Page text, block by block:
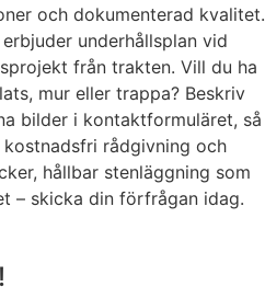
och dokumenterad kvalitet.
underhållsplan vid
från trakten. Vill du ha
mur eller trappa? Beskriv
bilder i kontaktformuläret, så
rådgivning och
hållbar stenläggning som
– skicka din förfrågan idag.